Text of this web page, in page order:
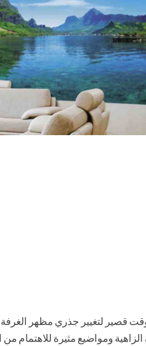
لتغيير جذري مظهر الغرفة،
ومواضيع مثيرة للاهتمام